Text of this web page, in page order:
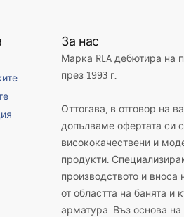
За нас
Марка REA дебютира на
през 1993 г.
Оттогава, в отговор на
допълваме офертата си
висококачествени и
продукти.
производството и вноса
от областта на банята и
арматура. Въз основа на